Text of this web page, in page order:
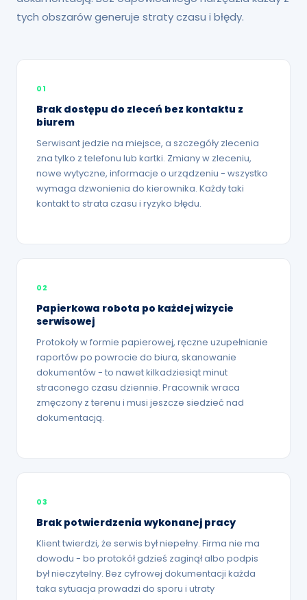
tych obszarów generuje straty czasu i błędy.
01
Brak dostępu do zleceń bez kontaktu z
biurem
Serwisant jedzie na miejsce, a szczegóły zlecenia
zna tylko z telefonu lub kartki. Zmiany w zleceniu,
nowe wytyczne, informacje o urządzeniu - wszystko
wymaga dzwonienia do kierownika. Każdy taki
kontakt to strata czasu i ryzyko błędu.
02
Papierkowa robota po każdej wizycie
serwisowej
Protokoły w formie papierowej, ręczne uzupełnianie
raportów po powrocie do biura, skanowanie
dokumentów - to nawet kilkadziesiąt minut
straconego czasu dziennie. Pracownik wraca
zmęczony z terenu i musi jeszcze siedzieć nad
dokumentacją.
03
Brak potwierdzenia wykonanej pracy
Klient twierdzi, że serwis był niepełny. Firma nie ma
dowodu - bo protokół gdzieś zaginął albo podpis
był nieczytelny. Bez cyfrowej dokumentacji każda
taka sytuacja prowadzi do sporu i utraty